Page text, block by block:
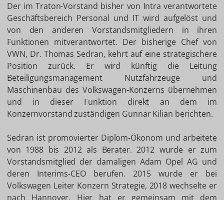
Der im Traton-Vorstand bisher von Intra verantwortete
Geschäftsbereich Personal und IT wird aufgelöst und
von den anderen Vorstandsmitgliedern in ihren
Funktionen mitverantwortet. Der bisherige Chef von
VWN, Dr. Thomas Sedran, kehrt auf eine strategischere
Position zurück. Er wird künftig die Leitung
Beteiligungsmanagement Nutzfahrzeuge und
Maschinenbau des Volkswagen-Konzerns übernehmen
und in dieser Funktion direkt an dem im
Konzernvorstand zuständigen Gunnar Kilian berichten.
Sedran ist promovierter Diplom-Ökonom und arbeitete
von 1988 bis 2012 als Berater. 2012 wurde er zum
Vorstandsmitglied der damaligen Adam Opel AG und
deren Interims-CEO berufen. 2015 wurde er bei
Volkswagen Leiter Konzern Strategie, 2018 wechselte er
nach Hannover. Hier hat er gemeinsam mit dem